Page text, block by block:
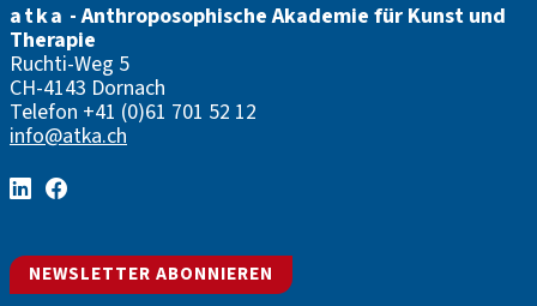
atka - Anthroposophische Akademie für Kunst und
Therapie
Ruchti-Weg 5
CH-4143 Dornach
Telefon +41 (0)61 701 52 12
info@atka.ch
NEWSLETTER ABONNIEREN